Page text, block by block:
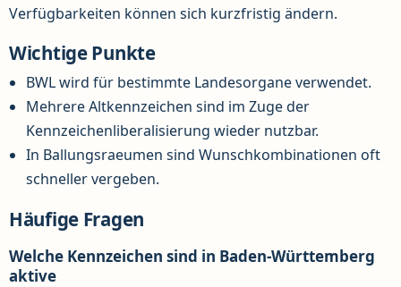
Verfügbarkeiten können sich kurzfristig ändern.
Wichtige Punkte
BWL wird für bestimmte Landesorgane verwendet.
Mehrere Altkennzeichen sind im Zuge der
Kennzeichenliberalisierung wieder nutzbar.
In Ballungsraeumen sind Wunschkombinationen oft
schneller vergeben.
Häufige Fragen
Welche Kennzeichen sind in Baden-Württemberg
aktive